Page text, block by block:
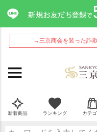
→三京商会を装った詐
新着商品 ランキング カテ